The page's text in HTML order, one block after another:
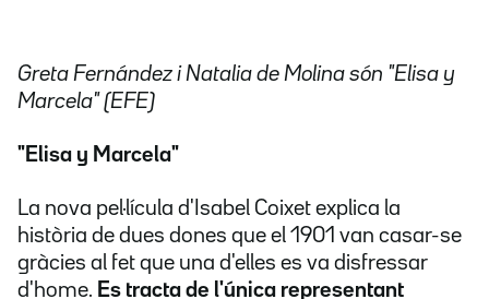
Greta Fernández i Natalia de Molina són "Elisa y
Marcela" (EFE)
"Elisa y Marcela"
La nova pel·lícula d'Isabel Coixet explica la
història de dues dones que el 1901 van casar-se
gràcies al fet que una d'elles es va disfressar
d'home. Es tracta de l'única representant